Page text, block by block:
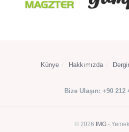
Künye Hakkımızda
Bize Ulaşın: +90 212
© 2026 IMG -